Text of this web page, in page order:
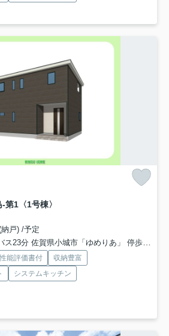
-第1 〈1号棟〉
戸) /予定
23分 佐賀県小城市「ゆめりあ」 停歩22分
能評価書付
収納豊富
システムキッチン